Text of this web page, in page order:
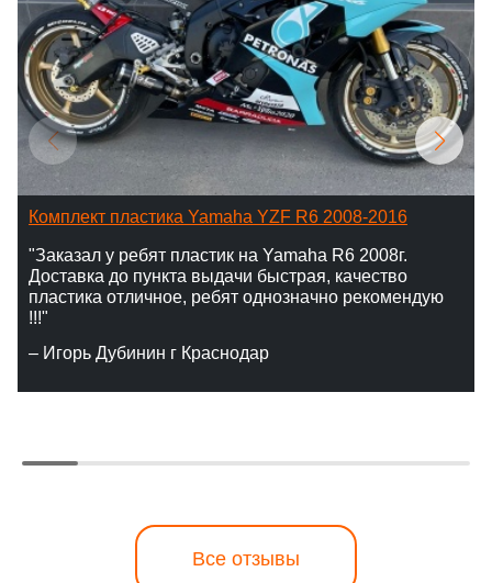
Комплект пластика Yamaha YZF R6 2008-2016
"Заказал у ребят пластик на Yamaha R6 2008г.
Доставка до пункта выдачи быстрая, качество
пластика отличное, ребят однозначно рекомендую
!!!"
– Игорь Дубинин г Краснодар
Все отзывы